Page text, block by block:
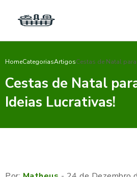
HomeCategoriasArtigosCestas de Natal
Cestas de Natal
Ideias Lucrativas!